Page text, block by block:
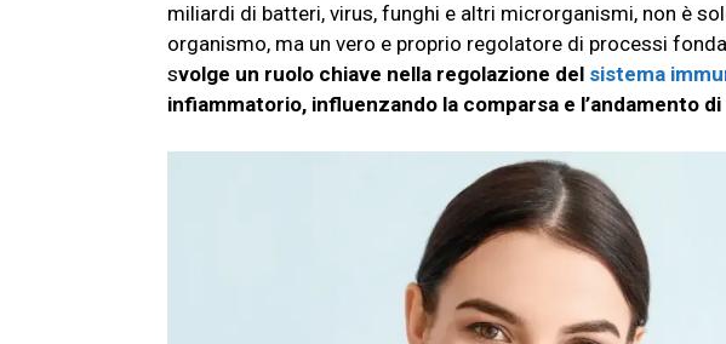
miliardi di batteri, virus, funghi e altri microrganismi, non è
organismo, ma un vero e proprio regolatore di processi
svolge un ruolo chiave nella regolazione del sistema
infiammatorio, influenzando la comparsa e l’andamento